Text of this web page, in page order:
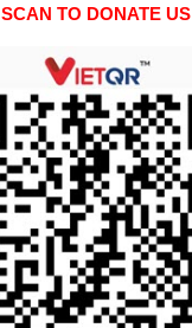
SCAN TO DONATE US